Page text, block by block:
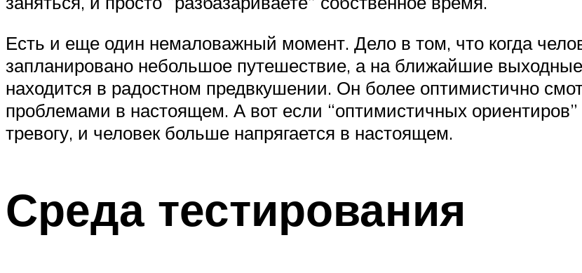
Есть и еще один немаловажный момент. Дело в том, что когда
запланировано небольшое путешествие, а на ближайшие
находится в радостном предвкушении. Он более оптимистично
проблемами в настоящем. А вот если “оптимистичных
тревогу, и человек больше напрягается в настоящем.
Среда тестирования